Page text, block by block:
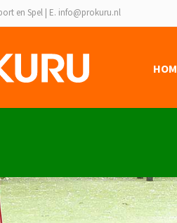
en Spel | E. info@prokuru.nl